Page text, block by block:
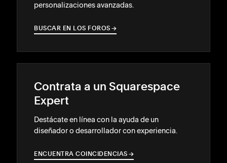
personalizaciones avanzadas.
BUSCAR EN LOS FOROS →
→
Contrata a un Squarespace
Expert
Destácate en línea con la ayuda de un
diseñador o desarrollador con experiencia.
ENCUENTRA COINCIDENCIAS →
→